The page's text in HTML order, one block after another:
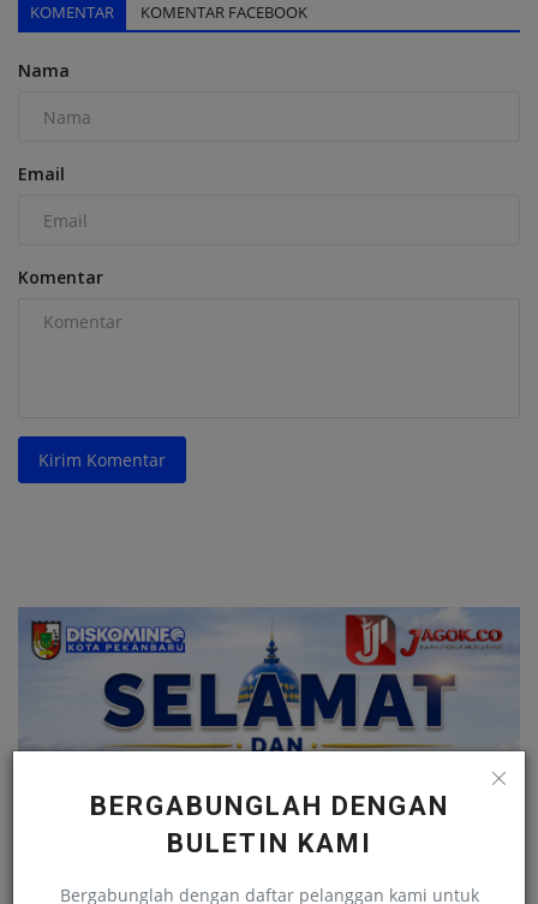
BERGABUNGLAH DENGAN
BULETIN KAMI
Bergabunglah dengan daftar pelanggan kami untuk
KOMENTAR KOMENTAR FACEBOOK
Nama
Email
Komentar
Kirim Komentar